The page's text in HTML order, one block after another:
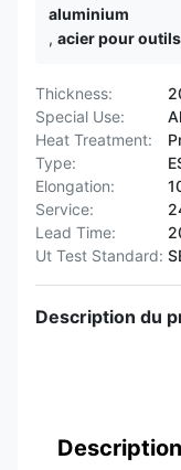
aluminium
, acier pour
Thickness:
Special Use:
Heat Treatment:
Type:
Elongation:
Service:
Lead Time:
Ut Test Standard:
Description du